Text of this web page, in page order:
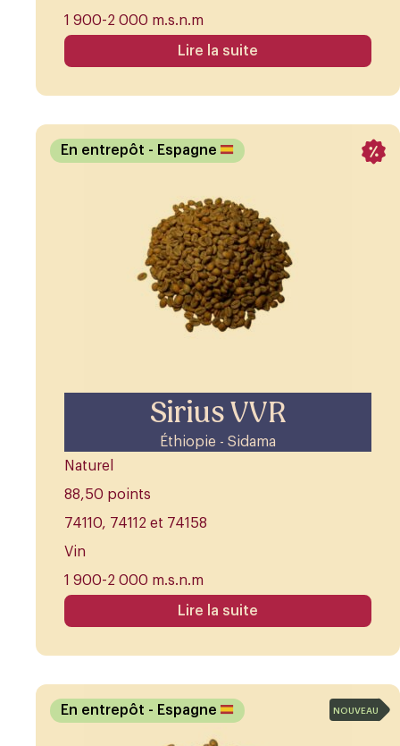
1 900-2 000 m.s.n.m
Lire la suite
Sirius VVR
Éthiopie - Sidama
En entrepôt - Espagne
Naturel
88,50 points
74110, 74112 et 74158
Vin
1 900-2 000 m.s.n.m
Lire la suite
En entrepôt - Espagne NOUVEAU